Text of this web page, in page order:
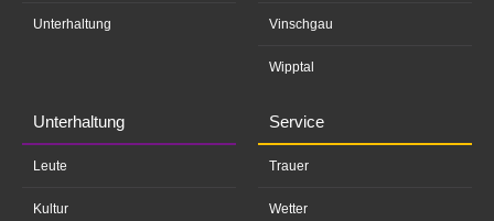
Unterhaltung Vinschgau
Wipptal
Unterhaltung
Leute
Kultur
Service
Trauer
Wetter